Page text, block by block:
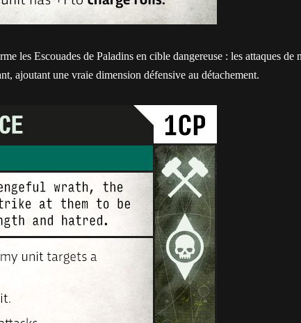
les Escouades de Paladins en cible dangereuse : les attaques de
ajoutant une vraie dimension défensive au détachement.